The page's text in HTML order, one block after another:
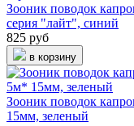
Зооник поводок
серия "лайт", синий
825 руб
в корзину
Зооник поводок
15мм, зеленый